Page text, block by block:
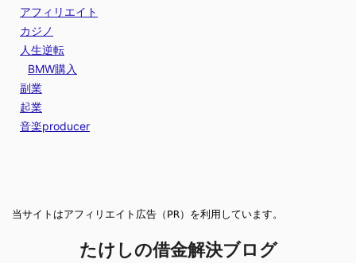
アフィリエイト
カジノ
人生逆転
BMW購入
副業
起業
音楽producer
当サイトはアフィリエイト広告（PR）を利用しています。
たけしの借金解決ブログ